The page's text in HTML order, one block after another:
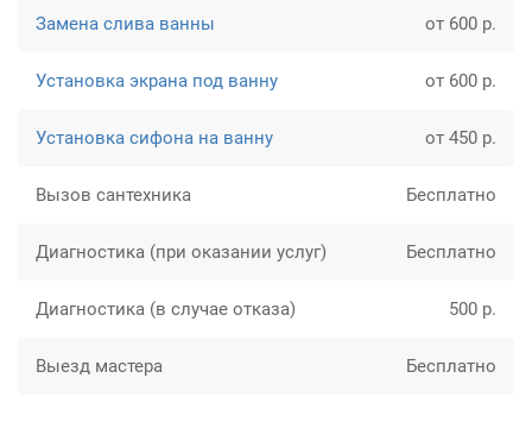
Замена слива ванны от 600 р.
Установка экрана под ванну от 600 р.
Установка сифона на ванну от 450 р.
Вызов сантехника Бесплатно
Диагностика (при оказании услуг) Бесплатно
Диагностика (в случае отказа) 500 р.
Выезд мастера Бесплатно